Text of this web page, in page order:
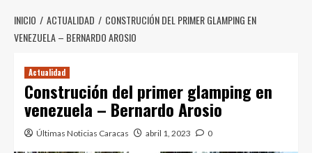
INICIO ACTUALIDAD
CONSTRUCIÓN DEL PRIMER GLAMPING EN
VENEZUELA – BERNARDO AROSIO
Actualidad
Construción del primer glamping en
venezuela – Bernardo Arosio
Últimas Noticias Caracas abril 1, 2023 0